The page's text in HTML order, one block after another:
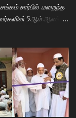
சார்பில் மறைந்த
5ஆம் ஆண்டு
தலைமையில்
சிறப்பு
நிகழ்ச்சினை
சங்கத் தலைவர்
செயலாளர்
சங்க